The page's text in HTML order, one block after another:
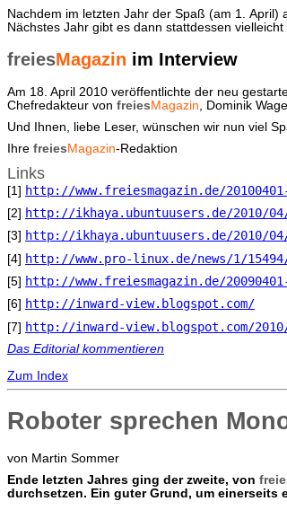
Nachdem im letzten Jahr der Spaß (am 1.
Nächstes Jahr gibt es dann stattdessen
freiesMagazin im Interview
Am 18. April 2010 veröffentlichte der neu
Chefredakteur von freiesMagazin , Dominik
Und Ihnen, liebe Leser, wünschen wir nun viel
Ihre freies Magazin-Redaktion
Links
[1] http://www.freiesmagazin.de/
[2] http://ikhaya.ubuntuusers.de/2010/04/
[3] http://ikhaya.ubuntuusers.de/2010/
[4] http://www.pro-linux.de/news/1/15494/
[5] http://www.freiesmagazin.de/
[6] http://inward-view.blogspot.com/
[7] http://inward-view.blogspot.com/
Das Editorial kommentieren
Zum Index
Roboter sprechen
von Martin Sommer
Ende letzten Jahres ging der zweite, von
durchsetzen. Ein guter Grund, um einerseits